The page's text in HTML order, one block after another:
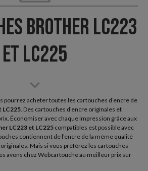
Brother LC223
et LC225
pourrez acheter toutes les cartouches d’encre de
LC225. Des cartouches d’encre originales et
Économiser avec chaque impression grâce aux
LC223 et LC225 compatibles est possible avec
contiennent de l’encre de la même qualité
Mais si vous préférez les cartouches
avons chez Webcartouche au meilleur prix sur